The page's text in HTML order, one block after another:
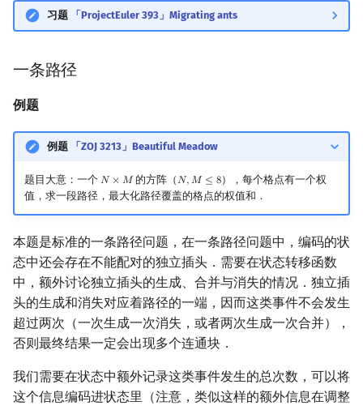
习题 「ProjectEuler 393」Migrating ants
一条路径
例题
例题 「ZOJ 3213」Beautiful Meadow
题目大意：一个 𝑁 × 𝑀
N× M 的方阵（𝑁,𝑀 ≤ 8
N,M≤8
），每个格点有一个权
值，求一段路径，最大化路径覆盖的格点的权值和．
本题是标准的一条路径问题，在一条路径问题中，编码的状
态中还会存在不能配对的独立插头．需要在状态转移函数
中，额外讨论独立插头的生成、合并与消失的情况．独立插
头的生成和消失对应着路径的一端，因而这类事件不会发生
超过两次（一次生成一次消失，或者两次生成一次合并），
否则最终结果一定会出现多个连通块．
我们需要在状态中额外记录这类事件发生的总次数，可以将
这个信息编码进状态里（注意，类似这样的额外信息在调整